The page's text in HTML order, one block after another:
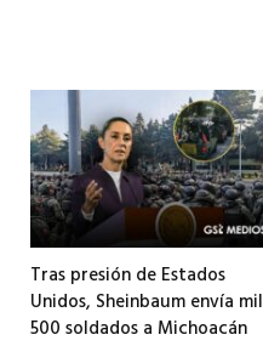
Tras presión de Estados
Unidos, Sheinbaum envía mil
500 soldados a Michoacán